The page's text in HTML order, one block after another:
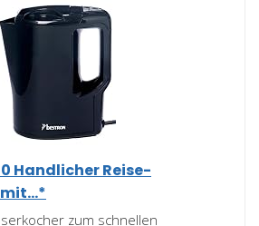
Handlicher Reise-
zum schnellen